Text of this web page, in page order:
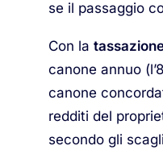
se il passaggio
Con la
canone annuo
canone
redditi del
secondo gli